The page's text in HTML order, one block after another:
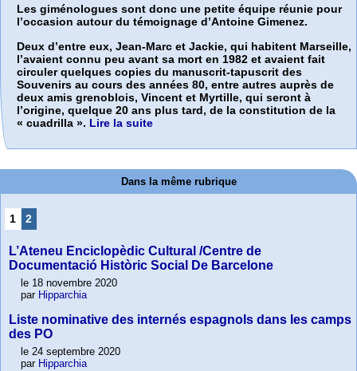
Les giménologues sont donc une petite équipe réunie pour
l’occasion autour du témoignage d’Antoine Gimenez.
Deux d’entre eux, Jean-Marc et Jackie, qui habitent Marseille,
l’avaient connu peu avant sa mort en 1982 et avaient fait
circuler quelques copies du manuscrit-tapuscrit des
Souvenirs au cours des années 80, entre autres auprès de
deux amis grenoblois, Vincent et Myrtille, qui seront à
l’origine, quelque 20 ans plus tard, de la constitution de la
« cuadrilla ». Lire la suite
Dans la même rubrique
1 2
L’Ateneu Enciclopèdic Cultural /Centre de
Documentació Històric Social De Barcelone
le 18 novembre 2020
par Hipparchia
Liste nominative des internés espagnols dans les camps
des PO
le 24 septembre 2020
par Hipparchia